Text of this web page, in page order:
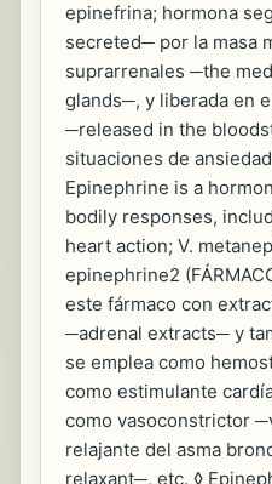
epinefrina; hormona
secreted─ por la masa
suprarrenales ─the
glands─, y liberada en
─released in the
situaciones de
Epinephrine is a
bodily responses,
heart action; V.
epinephrine2
este fármaco con
─adrenal extracts─ y
se emplea como
como estimulante
como vasoconstrictor
relajante del asma
relaxant─, etc. ◊